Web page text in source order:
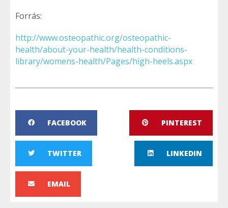
Forrás:
http://www.osteopathic.org/osteopathic-
health/about-your-health/health-conditions-
library/womens-health/Pages/high-heels.aspx
FACEBOOK PINTEREST
TWITTER LINKEDIN
EMAIL